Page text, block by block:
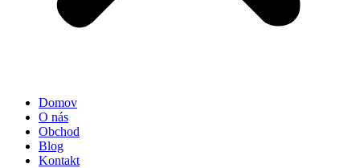
Domov
O nás
Obchod
Blog
Kontakt